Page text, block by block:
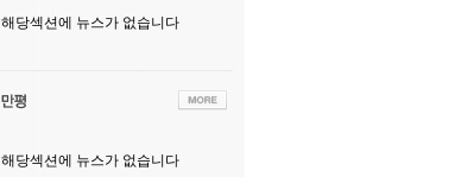
해당섹션에 뉴스가 없습니다
해당섹션에 뉴스가 없습니다